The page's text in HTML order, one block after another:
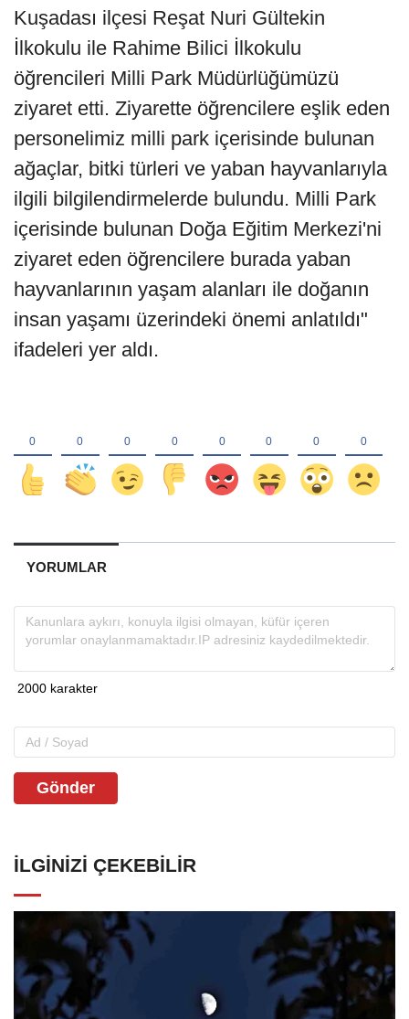
Kuşadası ilçesi Reşat Nuri Gültekin
İlkokulu ile Rahime Bilici İlkokulu
öğrencileri Milli Park Müdürlüğümüzü
ziyaret etti. Ziyarette öğrencilere eşlik eden
personelimiz milli park içerisinde bulunan
ağaçlar, bitki türleri ve yaban hayvanlarıyla
ilgili bilgilendirmelerde bulundu. Milli Park
içerisinde bulunan Doğa Eğitim Merkezi'ni
ziyaret eden öğrencilere burada yaban
hayvanlarının yaşam alanları ile doğanın
insan yaşamı üzerindeki önemi anlatıldı"
ifadeleri yer aldı.
YORUMLAR
Gönder
İLGINIZI ÇEKEBILIR